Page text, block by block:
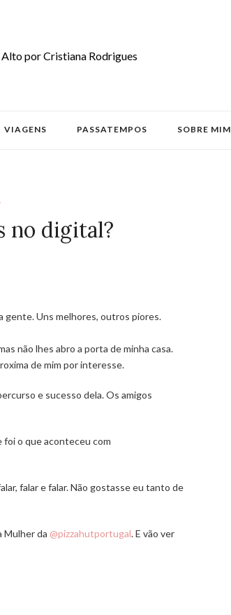
VIAGENS PASSATEMPOS SOBRE MIM
no digital?
gente. Uns melhores, outros piores.
não lhes abro a porta de minha casa.
de mim por interesse.
e sucesso dela. Os amigos
foi o que aconteceu com
falar e falar. Não gostasse eu tanto de
Mulher da @pizzahutportugal. E vão ver